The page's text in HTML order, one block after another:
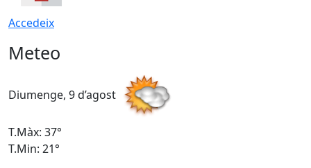
Accedeix
Meteo
Diumenge, 9 d’agost
T.Màx: 37°
T.Min: 21°